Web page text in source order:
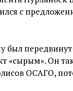
с
был
«сырым». Он
ОСАГО,